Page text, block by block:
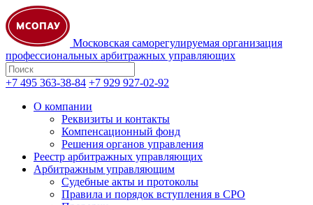
Московская саморегулируемая организация
профессиональных арбитражных управляющих
+7 495 363-38-84 +7 929 927-02-92
О компании
Реквизиты и контакты
Компенсационный фонд
Решения органов управления
Реестр арбитражных управляющих
Арбитражным управляющим
Судебные акты и протоколы
Правила и порядок вступления в СРО